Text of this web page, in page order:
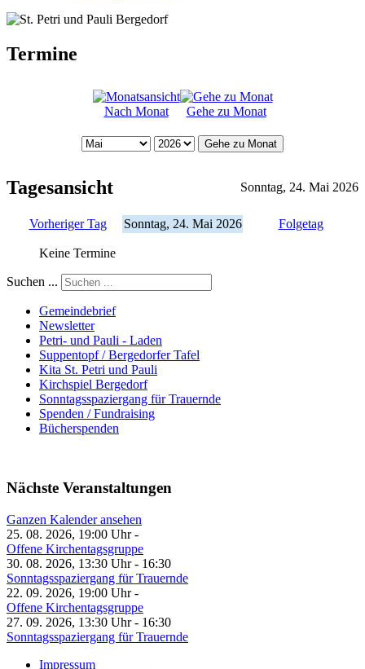
Termine
Nach Monat Gehe zu Monat
Gehe zu Monat
Tagesansicht Sonntag, 24. Mai 2026
Vorheriger Tag Sonntag, 24. Mai 2026 Folgetag
Keine Termine
Suchen ...
Gemeindebrief
Newsletter
Petri- und Pauli - Laden
Suppentopf / Bergedorfer Tafel
Kita St. Petri und Pauli
Kirchspiel Bergedorf
Sonntagsspaziergang für Trauernde
Spenden / Fundraising
Bücherspenden
Nächste Veranstaltungen
Ganzen Kalender ansehen
25. 08. 2026, 19:00 Uhr -
Offene Kirchentagsgruppe
30. 08. 2026, 13:30 Uhr - 16:30
Sonntagsspaziergang für Trauernde
22. 09. 2026, 19:00 Uhr -
Offene Kirchentagsgruppe
27. 09. 2026, 13:30 Uhr - 16:30
Sonntagsspaziergang für Trauernde
Impressum